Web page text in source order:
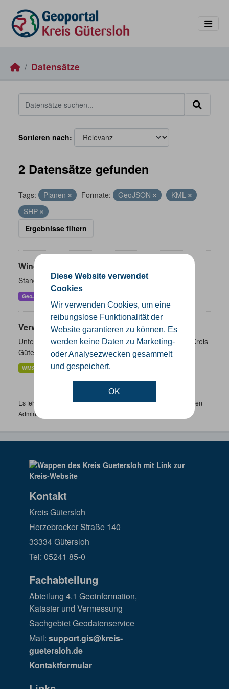
Diese Website verwendet
Cookies
Wir verwenden Cookies, um eine
reibungslose Funktionalität der
Website garantieren zu können. Es
werden keine Daten zu Marketing-
oder Analysezwecken gesammelt
und gespeichert.
OK
Datensätze
Sortieren nach
2 Datensätze gefunden
Tags: Planen Formate: GeoJSON
KML
SHP
Ergebnisse filtern
Windenergieanlagen
Standorte der Windenergieanlagen im Kreis Gütersloh
GeoJSON
Verwaltungsgrenzen
Unterschiedliche Ebenen der Verwaltungsgrenzen im Kreis
Gütersloh
WMS SHP GeoJSON KML
Es fehlen spezifische Datensätze? Wenden Sie sich bitte an einen
Administrator unter:
Kontakt
Kreis Gütersloh
Herzebrocker Straße 140
33334 Gütersloh
Tel: 05241 85-0
Fachabteilung
Abteilung 4.1 Geoinformation,
Kataster und Vermessung
Sachgebiet Geodatenservice
Mail: support.gis@kreis-
guetersloh.de
Kontaktformular